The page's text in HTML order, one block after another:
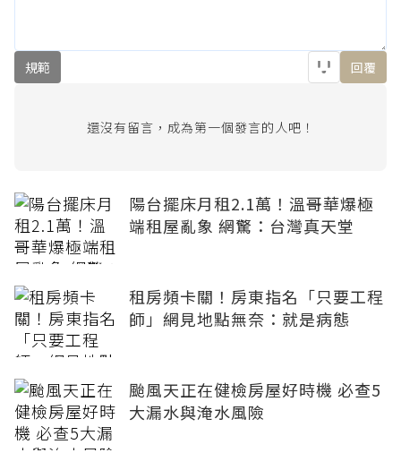
規範 回覆
還沒有留言，成為第一個發言的人吧！
陽台擺床月租2.1萬！溫哥華爆極
端租屋亂象 網驚：台灣真天堂
租房頻卡關！房東指名「只要工程
師」網見地點無奈：就是病態
颱風天正在健檢房屋好時機 必查5
大漏水與淹水風險